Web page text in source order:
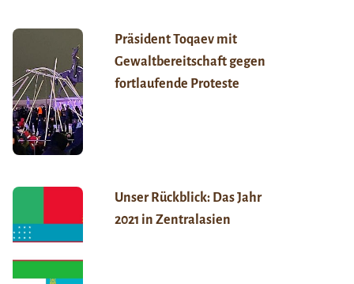
Präsident Toqaev mit
Gewaltbereitschaft gegen
fortlaufende Proteste
Unser Rückblick: Das Jahr
2021 in Zentralasien